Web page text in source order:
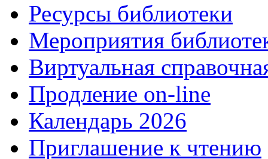
Ресурсы библиотеки
Мероприятия
Виртуальная
Продление on-line
Календарь 2026
Приглашение к чтению